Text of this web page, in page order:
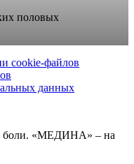
половых
cookie-файлов
данных
боли. «МЕДИНА» – на